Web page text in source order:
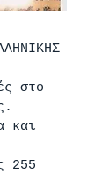
στο
και
255